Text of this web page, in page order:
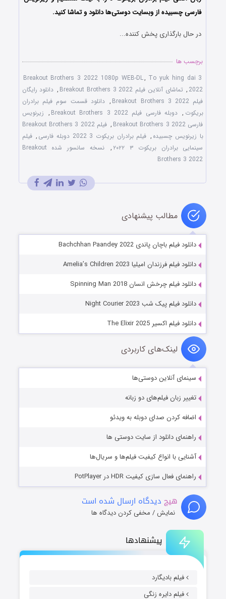
پیشنهادها
فیلم بادیگارد
فیلم دایره زنگی
فارسی چسبیده از وبسایت دوستی‌ها دانلود و تماشا کنید.
در حال بارگذاری پخش کننده...
برچسب ها
Breakout Brothers 3 2022 1080p WEB-DL, To yuk hing dai 3
2022
, تماشای آنلاین فیلم Breakout Brothers 3 2022 , دانلود رایگان
فیلم Breakout Brothers 3 2022
, دانلود قسمت سوم فیلم برادران
بریکوت , دوبله فارسی فیلم Breakout Brothers 3 2022 , زیرنویس
فارسی Breakout Brothers 3 2022
,
فیلم Breakout Brothers 3 2022
با زیرنویس چسبیده , فیلم برادران بریکوت 3 2022 دوبله فارسی , فیلم
سینمایی برادران بریکوت ۳ ۲۰۲۲
,
نسخه سانسور شده Breakout
Brothers 3 2022
مطالب پیشنهادی
دانلود فیلم باچان پاندی Bachchhan Paandey 2022
دانلود فیلم فرزندان امیلیا Amelia’s Children 2023
دانلود فیلم چرخش انسان Spinning Man 2018
دانلود فیلم پیک شب Night Courier 2023
دانلود فیلم اکسیر The Elixir 2025
لینک‌های کاربردی
سینمای آنلاین دوستی‌ها
تغییر زبان فیلم‌های دو زبانه
اضافه کردن صدای دوبله به ویدئو
راهنمای دانلود از سایت دوستی ها
آشنایی با انواع کیفیت فیلم‌ها و سریال‌ها
راهنمای فعال سازی کیفیت HDR در PotPlayer
هیچ دیدگاه ارسال شده است
نمایش / مخفی کردن دیدگاه ها